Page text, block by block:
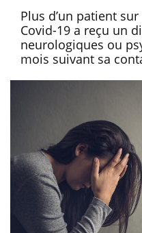
Plus d’un patient
Covid-19 a reçu un
neurologiques ou
mois suivant sa